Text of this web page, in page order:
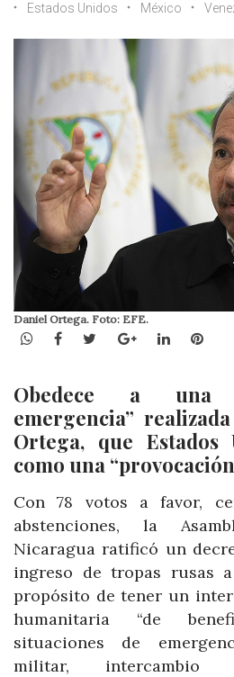
Estados Unidos
México
Daniel Ortega. Foto: EFE.
WhatsApp
Facebook
TwitterGoogle+LinkedIn
Obedece a una
emergencia”
Ortega, que Estados
como una
Con 78 votos a favor,
abstenciones, la
Nicaragua ratificó un
ingreso de tropas rusas
propósito de tener un
humanitaria “de
situaciones de
militar, intercambio